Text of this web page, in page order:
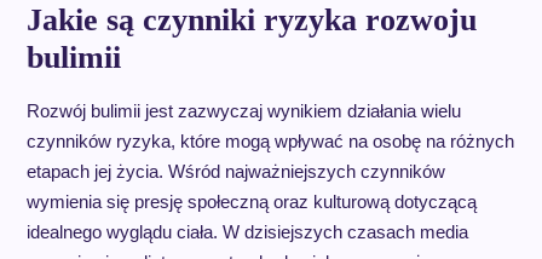
Jakie są czynniki ryzyka rozwoju
bulimii
Rozwój bulimii jest zazwyczaj wynikiem działania wielu
czynników ryzyka, które mogą wpływać na osobę na różnych
etapach jej życia. Wśród najważniejszych czynników
wymienia się presję społeczną oraz kulturową dotyczącą
idealnego wyglądu ciała. W dzisiejszych czasach media